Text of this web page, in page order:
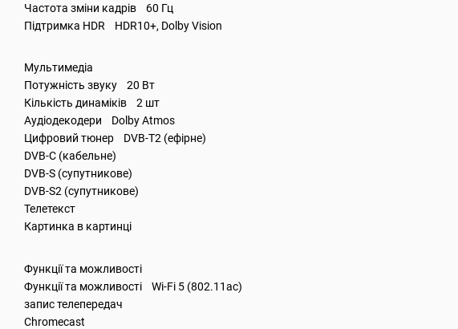
Частота зміни кадрів 60 Гц
Підтримка HDR HDR10+, Dolby Vision
Мультимедіа
Потужність звуку 20 Вт
Кількість динаміків 2 шт
Аудіодекодери Dolby Atmos
Цифровий тюнер DVB-T2 (ефірне)
DVB-C (кабельне)
DVB-S (супутникове)
DVB-S2 (супутникове)
Телетекст
Картинка в картинці
Функції та можливості
Функції та можливості Wi-Fi 5 (802.11ac)
запис телепередач
Chromecast